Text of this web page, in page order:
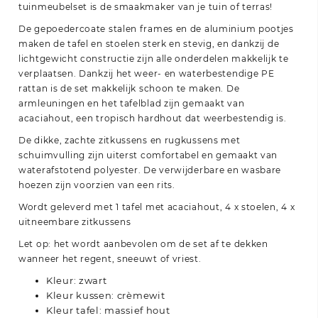
tuinmeubelset is de smaakmaker van je tuin of terras!
De gepoedercoate stalen frames en de aluminium pootjes
maken de tafel en stoelen sterk en stevig, en dankzij de
lichtgewicht constructie zijn alle onderdelen makkelijk te
verplaatsen. Dankzij het weer- en waterbestendige PE
rattan is de set makkelijk schoon te maken. De
armleuningen en het tafelblad zijn gemaakt van
acaciahout, een tropisch hardhout dat weerbestendig is.
De dikke, zachte zitkussens en rugkussens met
schuimvulling zijn uiterst comfortabel en gemaakt van
waterafstotend polyester. De verwijderbare en wasbare
hoezen zijn voorzien van een rits.
Wordt geleverd met 1 tafel met acaciahout, 4 x stoelen, 4 x
uitneembare zitkussens
Let op: het wordt aanbevolen om de set af te dekken
wanneer het regent, sneeuwt of vriest.
Kleur: zwart
Kleur kussen: crèmewit
Kleur tafel: massief hout